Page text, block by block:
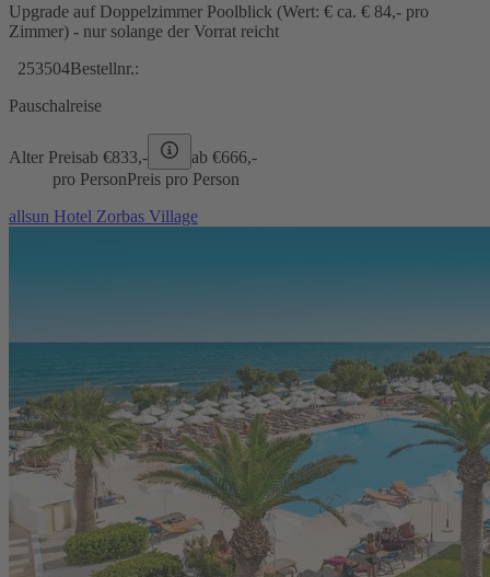
Upgrade auf Doppelzimmer Poolblick (Wert: € ca. € 84,- pro
Zimmer) - nur solange der Vorrat reicht
253504Bestellnr.:
Pauschalreise
Alter Preisab €833,- ab €666,-
pro PersonPreis pro Person
allsun Hotel Zorbas Village